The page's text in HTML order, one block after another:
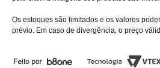
Os estoques são limitados e os valores
prévio. Em caso de divergência, o preço